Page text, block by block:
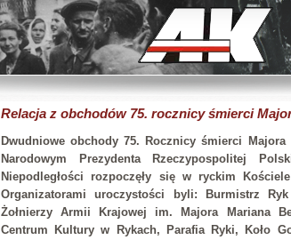
Relacja z obchodów 75. rocznicy śmierci
Dwudniowe obchody 75. Rocznicy śmierci
Narodowym Prezydenta Rzeczypospolitej
Niepodległości rozpoczęły się w ryckim
Organizatorami uroczystości byli: Burmistrz
Żołnierzy Armii Krajowej im. Majora Mariana
Centrum Kultury w Rykach, Parafia Ryki, Koło